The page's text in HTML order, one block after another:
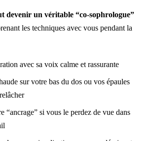
devenir un véritable “co-sophrologue”
les techniques avec vous pendant la
avec sa voix calme et rassurante
sur votre bas du dos ou vos épaules
“ancrage” si vous le perdez de vue dans